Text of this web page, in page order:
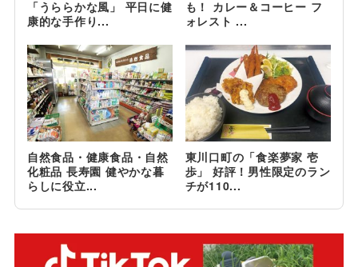
「うららかな風」 平日に健
康的な手作り...
も！ カレー＆コーヒー フ
ォレスト ...
自然食品・健康食品・自然
化粧品 長寿園 健やかな暮
らしに役立...
東川口町の「食楽夢家 壱
歩」 好評！男性限定のラン
チが110...